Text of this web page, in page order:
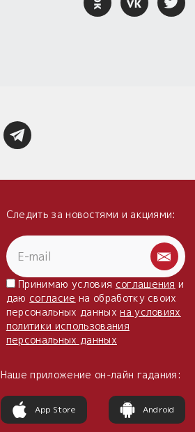
Следить за новостями и акциями:
Принимаю условия соглашения и
даю согласие на обработку своих
персональных данныхна условиях
политики использования
персональных данных
Наше приложение он-лайн гадания:
App Store Android